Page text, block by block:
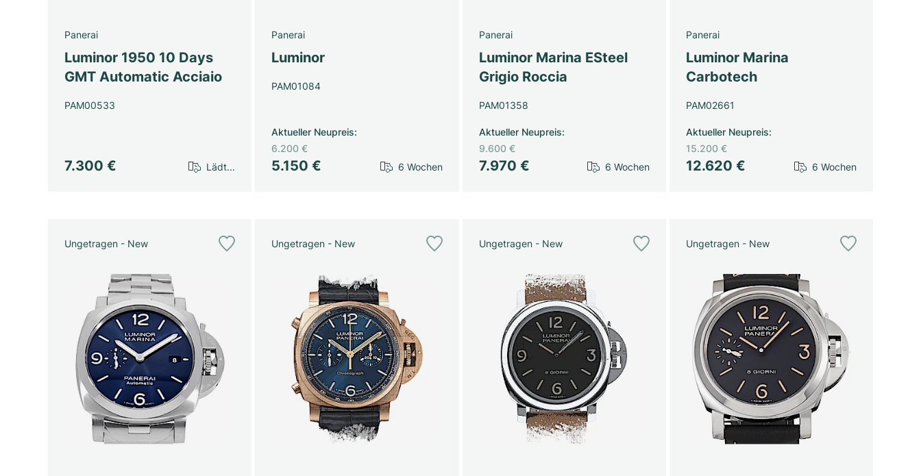
Panerai
Luminor 1950 10 Days
GMT Automatic Acciaio
PAM00533
7.300 € Lädt...
Panerai
Luminor
PAM01084
5.150 €
Aktueller Neupreis:
6.200 €
6 Wochen
Panerai
Luminor Marina ESteel
Grigio Roccia
PAM01358
7.970 €
Aktueller Neupreis:
9.600 €
6 Wochen
Panerai
Luminor Marina
Carbotech
PAM02661
12.620 €
Aktueller Neupreis:
15.200 €
6 Wochen
Ungetragen - New Ungetragen - New Ungetragen - New Ungetragen - New